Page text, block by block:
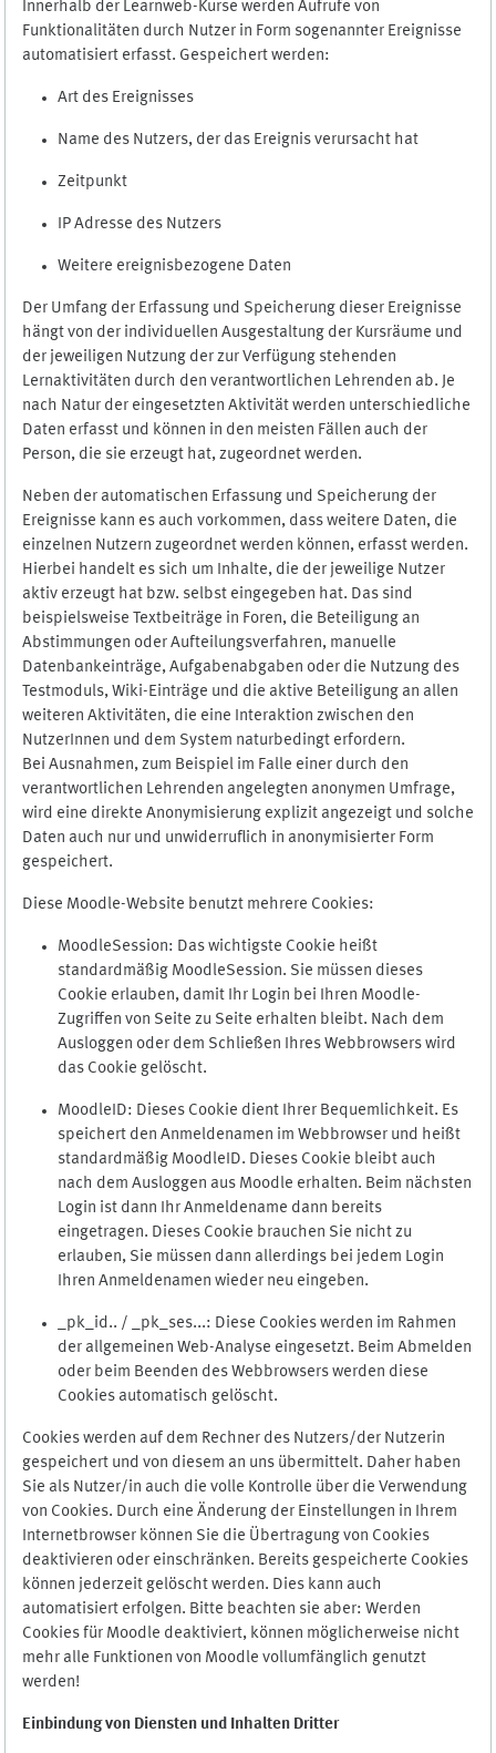
Innerhalb der Learnweb-Kurse werden Aufrufe von
Funktionalitäten durch Nutzer in Form sogenannter Ereignisse
automatisiert erfasst. Gespeichert werden:
Art des Ereignisses
Name des Nutzers, der das Ereignis verursacht hat
Zeitpunkt
IP Adresse des Nutzers
Weitere ereignisbezogene Daten
Der Umfang der Erfassung und Speicherung dieser Ereignisse
hängt von der individuellen Ausgestaltung der Kursräume und
der jeweiligen Nutzung der zur Verfügung stehenden
Lernaktivitäten durch den verantwortlichen Lehrenden ab. Je
nach Natur der eingesetzten Aktivität werden unterschiedliche
Daten erfasst und können in den meisten Fällen auch der
Person, die sie erzeugt hat, zugeordnet werden.
Neben der automatischen Erfassung und Speicherung der
Ereignisse kann es auch vorkommen, dass weitere Daten, die
einzelnen Nutzern zugeordnet werden können, erfasst werden.
Hierbei handelt es sich um Inhalte, die der jeweilige Nutzer
aktiv erzeugt hat bzw. selbst eingegeben hat. Das sind
beispielsweise Textbeiträge in Foren, die Beteiligung an
Abstimmungen oder Aufteilungsverfahren, manuelle
Datenbankeinträge, Aufgabenabgaben oder die Nutzung des
Testmoduls, Wiki-Einträge und die aktive Beteiligung an allen
weiteren Aktivitäten, die eine Interaktion zwischen den
NutzerInnen und dem System naturbedingt erfordern.
Bei Ausnahmen, zum Beispiel im Falle einer durch den
verantwortlichen Lehrenden angelegten anonymen Umfrage,
wird eine direkte Anonymisierung explizit angezeigt und solche
Daten auch nur und unwiderruflich in anonymisierter Form
gespeichert.
Diese Moodle-Website benutzt mehrere Cookies:
MoodleSession: Das wichtigste Cookie heißt
standardmäßig MoodleSession. Sie müssen dieses
Cookie erlauben, damit Ihr Login bei Ihren Moodle-
Zugriffen von Seite zu Seite erhalten bleibt. Nach dem
Ausloggen oder dem Schließen Ihres Webbrowsers wird
das Cookie gelöscht.
MoodleID: Dieses Cookie dient Ihrer Bequemlichkeit. Es
speichert den Anmeldenamen im Webbrowser und heißt
standardmäßig MoodleID. Dieses Cookie bleibt auch
nach dem Ausloggen aus Moodle erhalten. Beim nächsten
Login ist dann Ihr Anmeldename dann bereits
eingetragen. Dieses Cookie brauchen Sie nicht zu
erlauben, Sie müssen dann allerdings bei jedem Login
Ihren Anmeldenamen wieder neu eingeben.
_pk_id.. / _pk_ses...: Diese Cookies werden im Rahmen
der allgemeinen Web-Analyse eingesetzt. Beim Abmelden
oder beim Beenden des Webbrowsers werden diese
Cookies automatisch gelöscht.
Cookies werden auf dem Rechner des Nutzers/der Nutzerin
gespeichert und von diesem an uns übermittelt. Daher haben
Sie als Nutzer/in auch die volle Kontrolle über die Verwendung
von Cookies. Durch eine Änderung der Einstellungen in Ihrem
Internetbrowser können Sie die Übertragung von Cookies
deaktivieren oder einschränken. Bereits gespeicherte Cookies
können jederzeit gelöscht werden. Dies kann auch
automatisiert erfolgen. Bitte beachten sie aber: Werden
Cookies für Moodle deaktiviert, können möglicherweise nicht
mehr alle Funktionen von Moodle vollumfänglich genutzt
werden!
Einbindung von Diensten und Inhalten Dritter